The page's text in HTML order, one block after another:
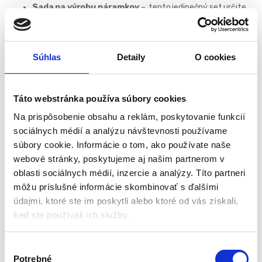
Súhlas Detaily O cookies
Táto webstránka používa súbory cookies
Na prispôsobenie obsahu a reklám, poskytovanie funkcií
sociálnych médií a analýzu návštevnosti používame
súbory cookie. Informácie o tom, ako používate naše
webové stránky, poskytujeme aj našim partnerom v
oblasti sociálnych médií, inzercie a analýzy. Títo partneri
môžu príslušné informácie skombinovať s ďalšími
údajmi, ktoré ste im poskytli alebo ktoré od vás získali,
keď ste používali ich služby.
Potrebné
Sada na výrobu náramkov– tento jedinečný set určite
osloví každé dievča, ktoré má rado šperky. Sada obsahuje
množstvo rozprávkovo farebných korálok v rôznych
náramky, ktoré daruje niekomu blízkemu alebo ich bude
nosiť samo.
rozvoj dieťaťa, formuje jeho umelecké schopnosti spolu s
rozvojom fantázie, pri cvičení koncentrácie; rozvíja
manuálne zručnosti a podnecuje kreativitu, zároveň učí
kooperácii v skupine pri hre s rovesníkmi a zlepšuje sociálne
a integračné zručnosti.
Prenosná sada
– súprava je ľahká a spratná, vďaka čomu
ju dieťa ľahko vezme so sebou do škôlky, ku kamarátovi, na
záhradu; Súprava má malé rozmery, zaberá málo miesta,
takže jej skladovanie je jednoduché.
Organizér
– obal má formu organizéra, ktorý
súprave. Vďaka nemu sú korálky farebne vytriedené a